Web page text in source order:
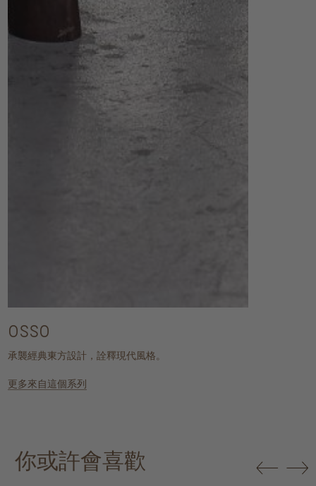
osso
承襲經典東方設計，詮釋現代風格。
更多來自這個系列
你或許會喜歡